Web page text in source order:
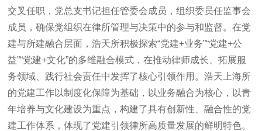
交叉任职，党总支书记担任管委会成员，组织委员任监事会
成员，确保党组织在律所管理与决策中的参与和监督。在党
建与所建融合层面，浩天所积极探索“党建+业务”“党建+公
益”“党建+文化”的多维融合模式，在推动律师成长、拓展服
务领域、践行社会责任中发挥了核心引领作用。浩天上海所
的党建工作以制度化保障为基础，以业务融合为核心，以青
年培养与文化建设为重点，构建了具有创新性、融合性的党
建工作体系，体现了党建引领律所高质量发展的鲜明特色。